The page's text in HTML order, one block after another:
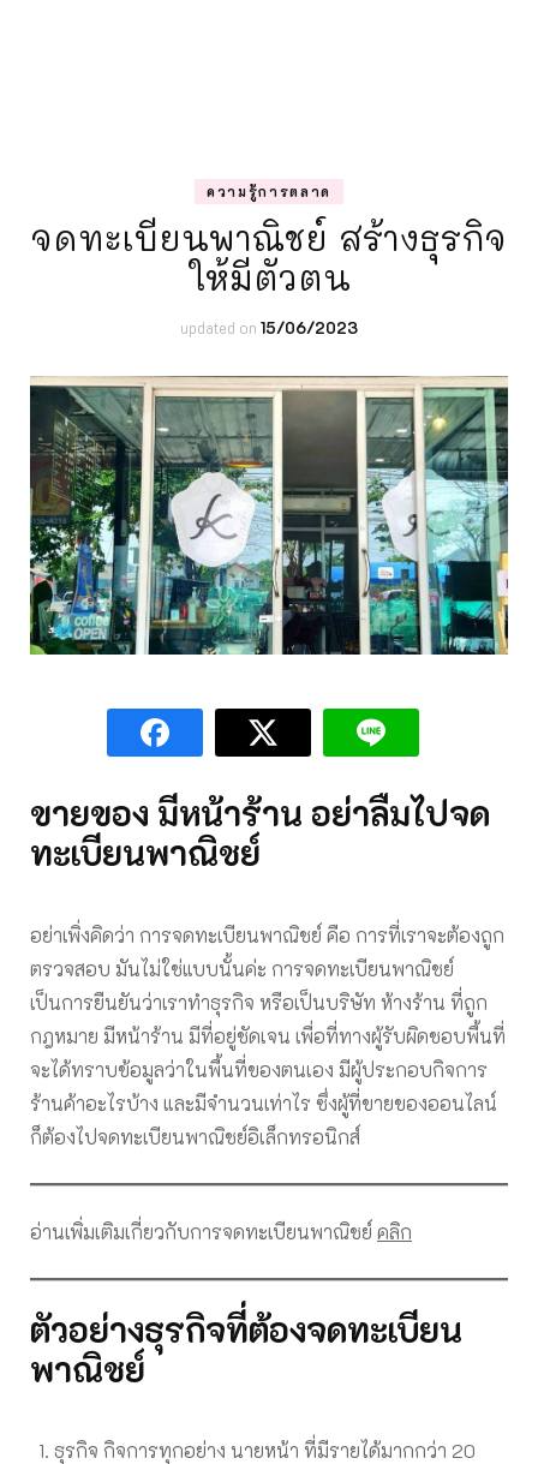
ความรู้การตลาด
จดทะเบียนพาณิชย์ สร้างธุรกิจ
ให้มีตัวตน
updated on 15/06/2023
ขายของ มีหน้าร้าน อย่าลืมไปจด
ทะเบียนพาณิชย์
อย่าเพิ่งคิดว่า การจดทะเบียนพาณิชย์ คือ การที่เราจะต้องถูก
ตรวจสอบ มันไม่ใช่แบบนั้นค่ะ การจดทะเบียนพาณิชย์
เป็นการยืนยันว่าเราทำธุรกิจ หรือเป็นบริษัท ห้างร้าน ที่ถูก
กฎหมาย มีหน้าร้าน มีที่อยู่ชัดเจน เพื่อที่ทางผู้รับผิดชอบพื้นที่
จะได้ทราบข้อมูลว่าในพื้นที่ของตนเอง มีผู้ประกอบกิจการ
ร้านค้าอะไรบ้าง และมีจำนวนเท่าไร ซึ่งผู้ที่ขายของออนไลน์
ก็ต้องไปจดทะเบียนพาณิชย์อิเล็กทรอนิกส์
อ่านเพิ่มเติมเกี่ยวกับการจดทะเบียนพาณิชย์ คลิก
ตัวอย่างธุรกิจที่ต้องจดทะเบียน
พาณิชย์
ธุรกิจ กิจการทุกอย่าง นายหน้า ที่มีรายได้มากกว่า 20